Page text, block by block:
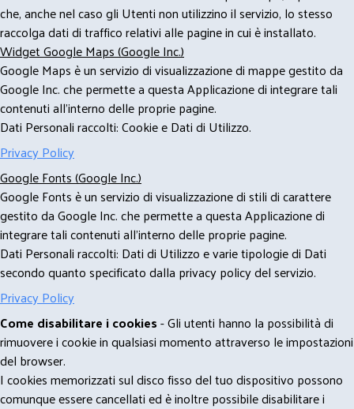
che, anche nel caso gli Utenti non utilizzino il servizio, lo stesso
raccolga dati di traffico relativi alle pagine in cui è installato.
Widget Google Maps (Google Inc.)
Google Maps è un servizio di visualizzazione di mappe gestito da
Google Inc. che permette a questa Applicazione di integrare tali
contenuti all'interno delle proprie pagine.
Dati Personali raccolti: Cookie e Dati di Utilizzo.
Privacy Policy
Google Fonts (Google Inc.)
Google Fonts è un servizio di visualizzazione di stili di carattere
gestito da Google Inc. che permette a questa Applicazione di
integrare tali contenuti all'interno delle proprie pagine.
Dati Personali raccolti: Dati di Utilizzo e varie tipologie di Dati
secondo quanto specificato dalla privacy policy del servizio.
Privacy Policy
Come disabilitare i cookies- Gli utenti hanno la possibilità di
rimuovere i cookie in qualsiasi momento attraverso le impostazioni
del browser.
I cookies memorizzati sul disco fisso del tuo dispositivo possono
comunque essere cancellati ed è inoltre possibile disabilitare i